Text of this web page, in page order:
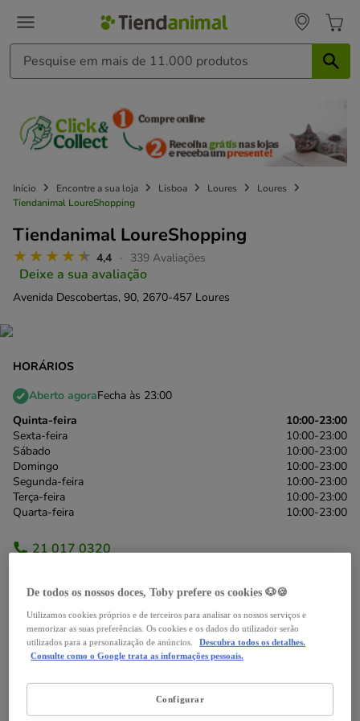
Início Encontre a sua loja Lisboa Loures
Loures
Tiendanimal LoureShopping
Tiendanimal LoureShopping
4,4 339 Avaliações
Deixe a sua avaliação
Avenida Descobertas, 90, 2670-457 Loures
HORÁRIOS
Aberto agoraFecha às 23:00
Quinta-feira
10:00-23:00
Sexta-feira
10:00-23:00
Sábado
10:00-23:00
Domingo
10:00-23:00
Segunda-feira
10:00-23:00
Terça-feira
10:00-23:00
Quarta-feira
10:00-23:00
21 017 0320
Itinerário
Avaliações
De todos os nossos doces, Toby prefere os cookies 🐶🍪
Utilizamos cookies próprios e de terceiros para analisar os nossos serviços e
memorizar as suas preferências. Os cookies e os dados do utilizador serão
utilizados para a personalização de anúncios.
Descubra todos os detalhes.
Consulte como o Google trata as informações pessoais.
Configurar